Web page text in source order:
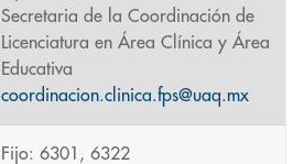
Secretaria de la Coordinación de
Licenciatura en Área Clínica y Área
Educativa
coordinacion.clinica.fps@uaq.mx
Fijo: 6301, 6322